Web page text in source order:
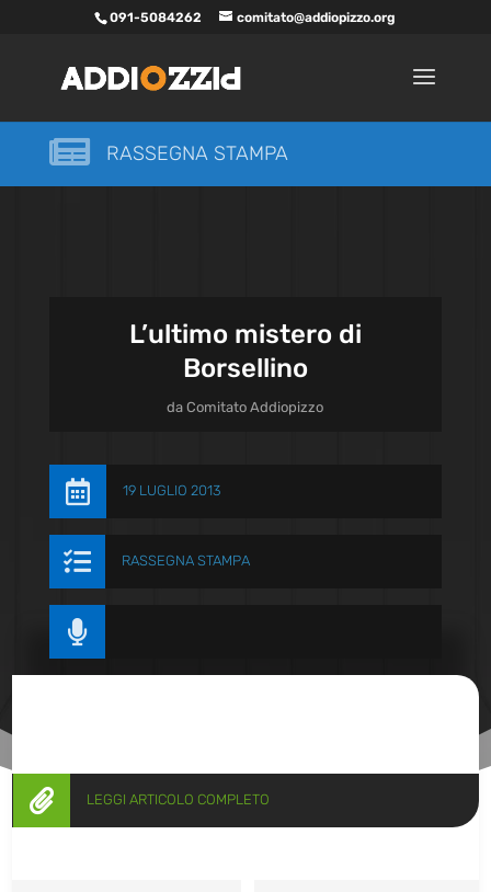
091-5084262 comitato@addiopizzo.org
 RASSEGNA STAMPA
L’ultimo mistero di
Borsellino
daComitato Addiopizzo
 19 LUGLIO 2013
 RASSEGNA STAMPA

 LEGGI ARTICOLO COMPLETO